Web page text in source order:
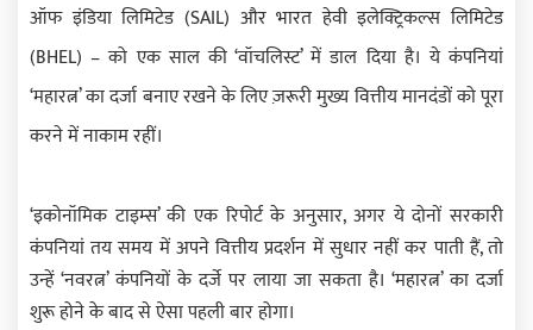
ऑफ इंडिया लिमिटेड (SAIL) और भारत हेवी इलेक्ट्रिकल्स लिमिटेड
(BHEL) – को एक साल की ‘वॉचलिस्ट’ में डाल दिया है। ये कंपनियां
‘महारत्न’ का दर्जा बनाए रखने के लिए ज़रूरी मुख्य वित्तीय मानदंडों को पूरा
करने में नाकाम रहीं।
‘इकोनॉमिक टाइम्स’ की एक रिपोर्ट के अनुसार, अगर ये दोनों सरकारी
कंपनियां तय समय में अपने वित्तीय प्रदर्शन में सुधार नहीं कर पाती हैं, तो
उन्हें ‘नवरत्न’ कंपनियों के दर्जे पर लाया जा सकता है। ‘महारत्न’ का दर्जा
शुरू होने के बाद से ऐसा पहली बार होगा।